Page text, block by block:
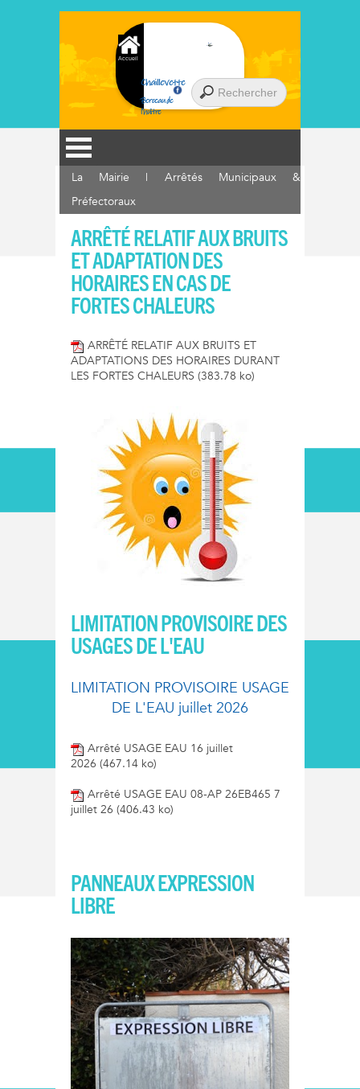
Accueil
Chaillevette
Berceau de
l'huître
La Mairie | Arrêtés Municipaux &
Préfectoraux
ARRÊTÉ RELATIF AUX BRUITS
ET ADAPTATION DES
HORAIRES EN CAS DE
FORTES CHALEURS
ARRÊTÉ RELATIF AUX BRUITS ET
ADAPTATIONS DES HORAIRES DURANT
LES FORTES CHALEURS (383.78 ko)
LIMITATION PROVISOIRE DES
USAGES DE L'EAU
LIMITATION PROVISOIRE USAGE
DE L'EAU juillet 2026
Arrêté USAGE EAU 16 juillet
2026 (467.14 ko)
Arrêté USAGE EAU 08-AP 26EB465 7
juillet 26 (406.43 ko)
PANNEAUX EXPRESSION
LIBRE